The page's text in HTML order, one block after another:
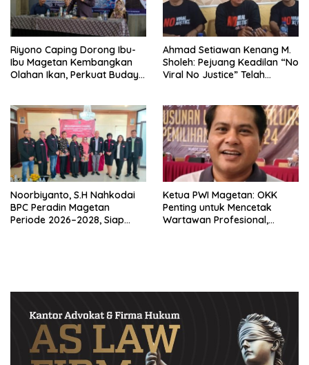
Riyono Caping Dorong Ibu-
Ibu Magetan Kembangkan
Olahan Ikan, Perkuat Budaya
Ahmad Setiawan Kenang M.
Sholeh: Pejuang Keadilan “No
Viral No Justice” Telah
Noorbiyanto, S.H Nahkodai
BPC Peradin Magetan
Periode 2026–2028, Siap
Ketua PWI Magetan: OKK
Penting untuk Mencetak
Wartawan Profesional,